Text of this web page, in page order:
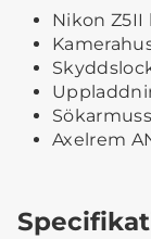
Nikon Z5II
Axelrem